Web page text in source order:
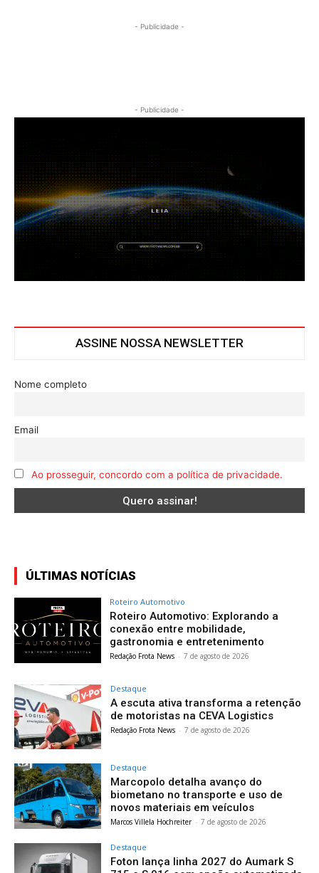
- Publicidade -
- Publicidade -
ASSINE NOSSA NEWSLETTER
Nome completo
Email
Ao prosseguir, concordo com a política de privacidade.
ÚLTIMAS NOTÍCIAS
Roteiro Automotivo
Roteiro Automotivo: Explorando a
conexão entre mobilidade,
gastronomia e entretenimento
Redação Frota News - 7 de agosto de 2026
Destaque
A escuta ativa transforma a retenção
de motoristas na CEVA Logistics
Redação Frota News - 7 de agosto de 2026
Destaque
Marcopolo detalha avanço do
biometano no transporte e uso de
novos materiais em veículos
Marcos Villela Hochreiter - 7 de agosto de 2026
Destaque
Foton lança linha 2027 do Aumark S